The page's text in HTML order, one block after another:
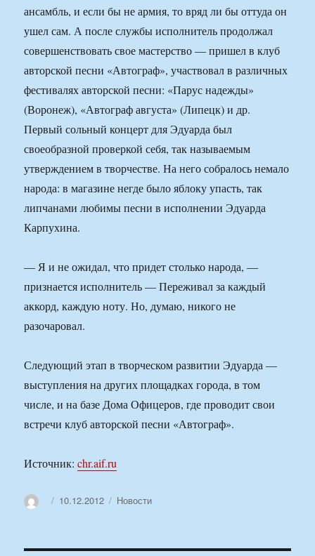
ансамбль, и если бы не армия, то вряд ли бы оттуда он
ушел сам. А после службы исполнитель продолжал
совершенствовать свое мастерство — пришел в клуб
авторской песни «Автограф», участвовал в различных
фестивалях авторской песни: «Парус надежды»
(Воронеж), «Автограф августа» (Липецк) и др.
Первый сольный концерт для Эдуарда был
своеобразной проверкой себя, так называемым
утверждением в творчестве. На него собралось немало
народа: в магазине негде было яблоку упасть, так
липчанами любимы песни в исполнении Эдуарда
Карпухина.
— Я и не ожидал, что придет столько народа, —
признается исполнитель — Переживал за каждый
аккорд, каждую ноту. Но, думаю, никого не
разочаровал.
Следующий этап в творческом развитии Эдуарда —
выступления на других площадках города, в том
числе, и на базе Дома Офицеров, где проводит свои
встречи клуб авторской песни «Автограф».
Источник:chr.aif.ru
АвторОпубликовано
10.12.2012 Рубрики
Новости